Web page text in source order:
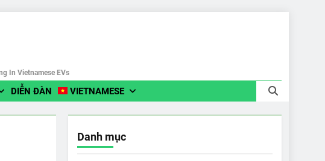
In Vietnamese EVs
DIỄN ĐÀN VIETNAMESE
Danh mục